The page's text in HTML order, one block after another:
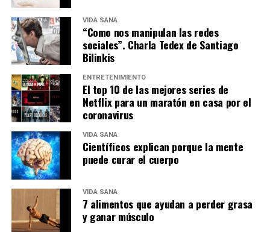
VIDA SANA
“Como nos manipulan las redes
sociales”. Charla Tedex de Santiago
Bilinkis
ENTRETENIMIENTO
El top 10 de las mejores series de
Netflix para un maratón en casa por el
coronavirus
VIDA SANA
Científicos explican porque la mente
puede curar el cuerpo
VIDA SANA
7 alimentos que ayudan a perder grasa
y ganar músculo